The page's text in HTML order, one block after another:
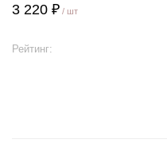
3 220 ₽ / шт
Рейтинг: